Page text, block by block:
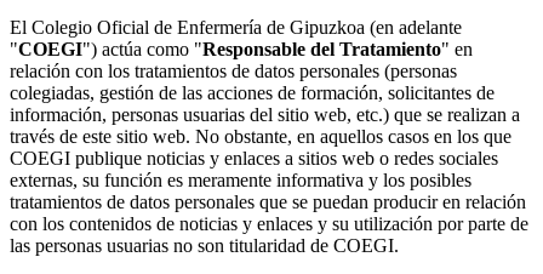
El Colegio Oficial de Enfermería de Gipuzkoa (en adelante
"COEGI") actúa como "Responsable del Tratamiento" en
relación con los tratamientos de datos personales (personas
colegiadas, gestión de las acciones de formación, solicitantes de
información, personas usuarias del sitio web, etc.) que se realizan a
través de este sitio web. No obstante, en aquellos casos en los que
COEGI publique noticias y enlaces a sitios web o redes sociales
externas, su función es meramente informativa y los posibles
tratamientos de datos personales que se puedan producir en relación
con los contenidos de noticias y enlaces y su utilización por parte de
las personas usuarias no son titularidad de COEGI.